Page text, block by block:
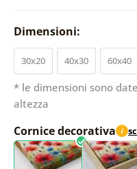
Dimensioni:
30x20 40x30 60x40
* le dimensioni sono
altezza
Cornice decorativa i